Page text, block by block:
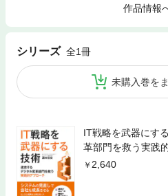
作品情報
シリーズ 全1冊
未購入巻を
IT戦略を武器にす
革部門を救う実践
2,640